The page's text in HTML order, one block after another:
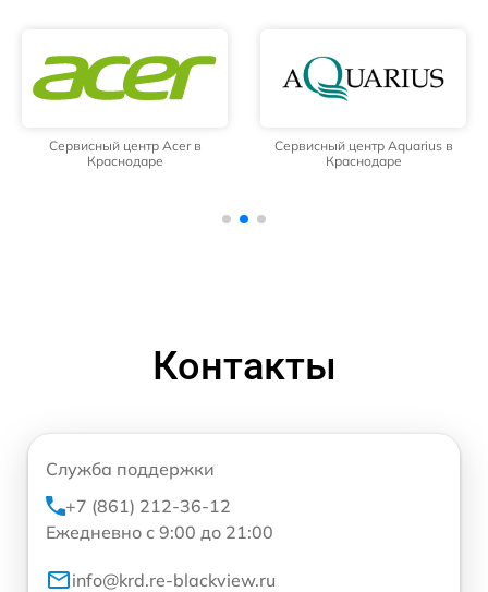
Сервисный центр Acer в
Краснодаре
Сервисный центр Aquarius в
Краснодаре
Контакты
Служба поддержки
+7 (861) 212-36-12
Ежедневно с 9:00 до 21:00
info@krd.re-blackview.ru